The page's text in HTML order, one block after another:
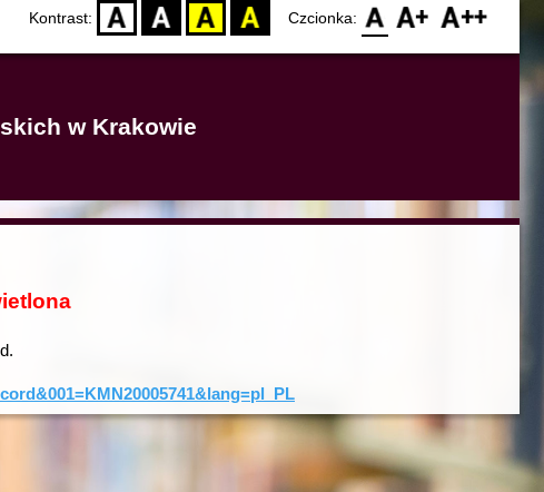
Kontrast: D BW YB BY Czcionka: F0 F1 F2
w Krakowie